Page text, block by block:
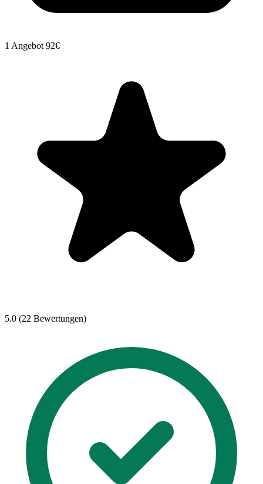
1 Angebot 92€
5.0 (22 Bewertungen)